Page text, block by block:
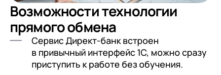
Возможности технологии
прямого обмена
Сервис Директ-банк встроен
в привычный интерфейс 1С, можно сразу
приступить к работе без обучения.